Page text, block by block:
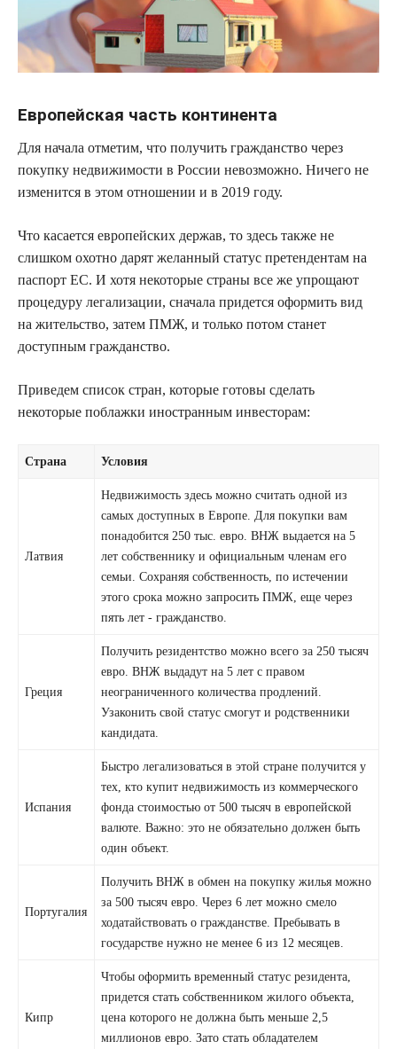
Европейская часть континента
Для начала отметим, что получить гражданство через
покупку недвижимости в России невозможно. Ничего не
изменится в этом отношении и в 2019 году.
Что касается европейских держав, то здесь также не
слишком охотно дарят желанный статус претендентам на
паспорт ЕС. И хотя некоторые страны все же упрощают
процедуру легализации, сначала придется оформить вид
на жительство, затем ПМЖ, и только потом станет
доступным гражданство.
Приведем список стран, которые готовы сделать
некоторые поблажки иностранным инвесторам:
Страна Условия
Латвия
Недвижимость здесь можно считать одной из
самых доступных в Европе. Для покупки вам
понадобится 250 тыс. евро. ВНЖ выдается на 5
лет собственнику и официальным членам его
семьи. Сохраняя собственность, по истечении
этого срока можно запросить ПМЖ, еще через
пять лет - гражданство.
Греция
Получить резидентство можно всего за 250 тысяч
евро. ВНЖ выдадут на 5 лет с правом
неограниченного количества продлений.
Узаконить свой статус смогут и родственники
кандидата.
Испания
Быстро легализоваться в этой стране получится у
тех, кто купит недвижимость из коммерческого
фонда стоимостью от 500 тысяч в европейской
валюте. Важно: это не обязательно должен быть
один объект.
Португалия
Получить ВНЖ в обмен на покупку жилья можно
за 500 тысяч евро. Через 6 лет можно смело
ходатайствовать о гражданстве. Пребывать в
государстве нужно не менее 6 из 12 месяцев.
Кипр
Чтобы оформить временный статус резидента,
придется стать собственником жилого объекта,
цена которого не должна быть меньше 2,5
миллионов евро. Зато стать обладателем